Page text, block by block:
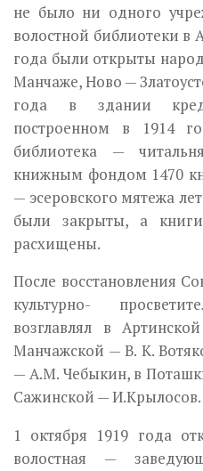
не было ни одного
волостной библиотеки в
года были открыты
Манчаже, Ново —
года в здании
построенном в 1914
библиотека —
книжным фондом 1470
— эсеровского мятежа
были закрыты, а
расхищены.
После восстановления
культурно-
возглавлял в
Манчажской — В. К.
— A.M. Чебыкин, в
Сажинской — И.Крылосов.
1 октября 1919 года
волостная —